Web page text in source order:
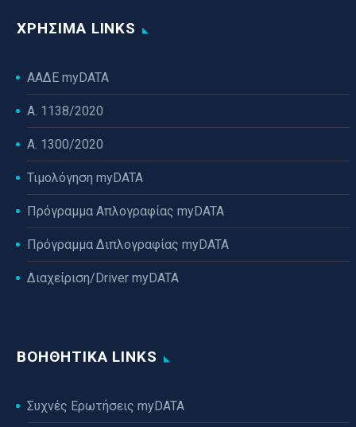
ΧΡΉΣΙΜΑ LINKS
ΑΑΔΕ myDATA
Α. 1138/2020
Α. 1300/2020
Τιμολόγηση myDATA
Πρόγραμμα Απλογραφίας myDATA
Πρόγραμμα Διπλογραφίας myDATA
Διαχείριση/Driver myDATA
ΒΟΗΘΗΤΙΚΆ LINKS
Συχνές Ερωτήσεις myDATA